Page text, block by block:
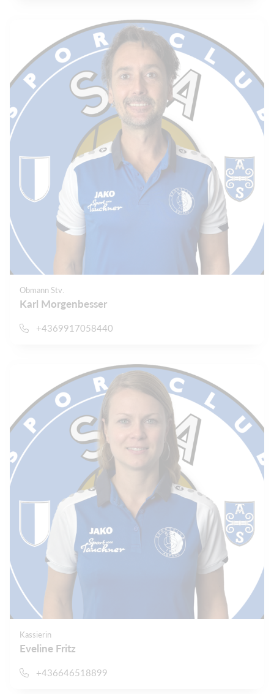
Obmann Stv.
Karl Morgenbesser
+4369917058440
Kassierin
Eveline Fritz
+436646518899